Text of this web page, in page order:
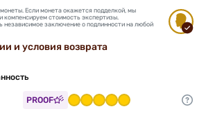
Если монета окажется подделкой, мы
компенсируем стоимость экспертизы.
заключение о подлинности на любой
и условия возврата
PROOF